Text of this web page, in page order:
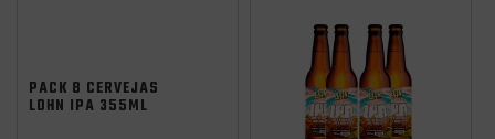
PACK 8 CERVEJAS
LOHN IPA 355ML